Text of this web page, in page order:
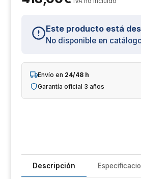
Este producto está
No disponible en
Envío en 24/48 h
Garantía oficial 3 años
Descripción